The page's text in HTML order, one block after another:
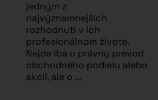
jedným z
najvýznamnejších
rozhodnutí v ich
profesionálnom živote.
Nejde iba o právny prevod
obchodného podielu alebo
akcií, ale o ...